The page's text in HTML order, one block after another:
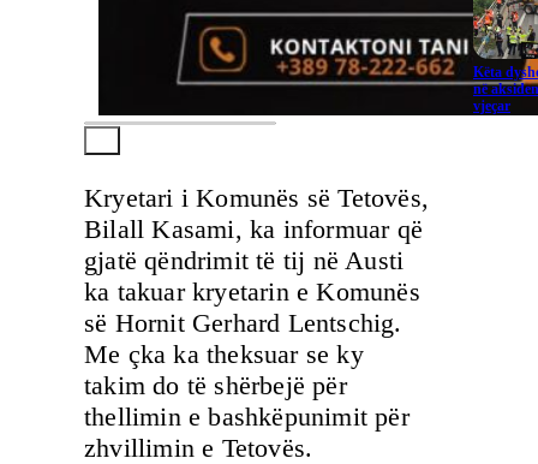
Kryetari i Komunës së Tetovës,
Bilall Kasami, ka informuar që
gjatë qëndrimit të tij në Austi
ka takuar kryetarin e Komunës
së Hornit Gerhard Lentschig.
Me çka ka theksuar se ky
takim do të shërbejë për
thellimin e bashkëpunimit për
zhvillimin e Tetovës.
Këta
në
vjeçar